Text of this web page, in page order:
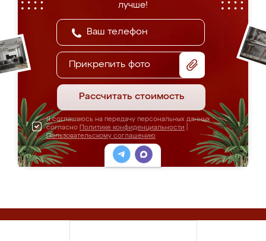
лучше!
Прикрепить фото
Рассчитать стоимость
Я соглашаюсь на передачу персональных данных
согласно Политике конфиденциальности
Пользовательскому соглашению